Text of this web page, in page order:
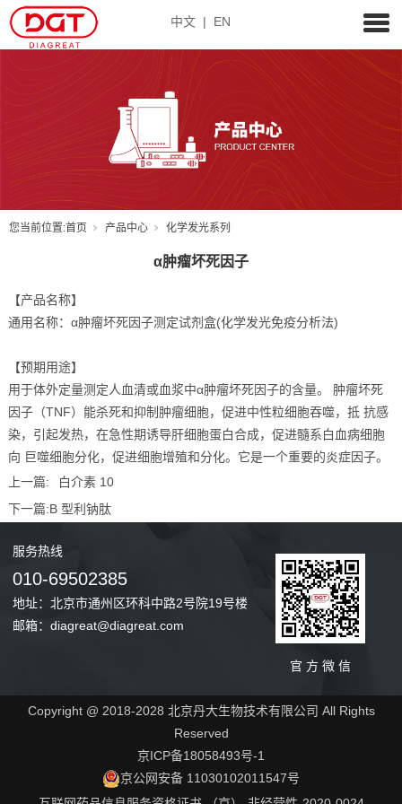
中文 | EN
您当前位置:首页 产品中心 化学发光系列
α肿瘤坏死因子
【产品名称】
通用名称：α肿瘤坏死因子测定试剂盒(化学发光免疫分析法)
【预期用途】
用于体外定量测定人血清或血浆中α肿瘤坏死因子的含量。 肿瘤坏死
因子（TNF）能杀死和抑制肿瘤细胞，促进中性粒细胞吞噬，抵 抗感
染，引起发热，在急性期诱导肝细胞蛋白合成，促进髓系白血病细胞
向 巨噬细胞分化，促进细胞增殖和分化。它是一个重要的炎症因子。
上一篇:
白介素 10
下一篇:B 型利钠肽
服务热线
010-69502385
地址：北京市通州区环科中路2号院19号楼
邮箱：diagreat@diagreat.com
官 方 微 信
Copyright @ 2018-2028 北京丹大生物技术有限公司 All Rights
Reserved
京ICP备18058493号-1
京公网安备 11030102011547号